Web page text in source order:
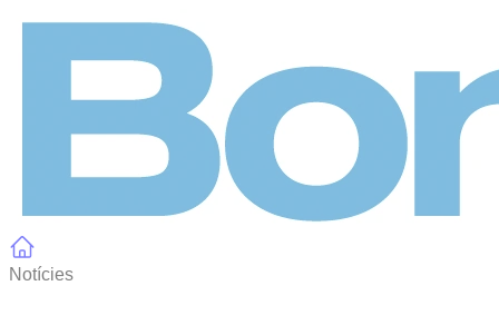
Notícies